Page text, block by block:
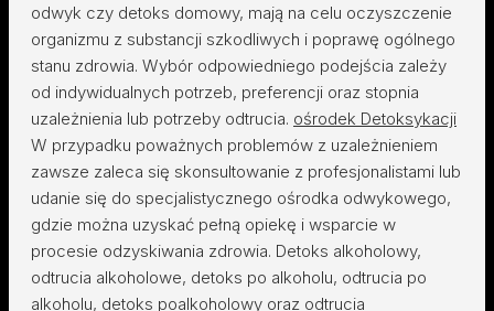
odwyk czy detoks domowy, mają na celu oczyszczenie
organizmu z substancji szkodliwych i poprawę ogólnego
stanu zdrowia. Wybór odpowiedniego podejścia zależy
od indywidualnych potrzeb, preferencji oraz stopnia
uzależnienia lub potrzeby odtrucia. ośrodek Detoksykacji
W przypadku poważnych problemów z uzależnieniem
zawsze zaleca się skonsultowanie z profesjonalistami lub
udanie się do specjalistycznego ośrodka odwykowego,
gdzie można uzyskać pełną opiekę i wsparcie w
procesie odzyskiwania zdrowia. Detoks alkoholowy,
odtrucia alkoholowe, detoks po alkoholu, odtrucia po
alkoholu, detoks poalkoholowy oraz odtrucia